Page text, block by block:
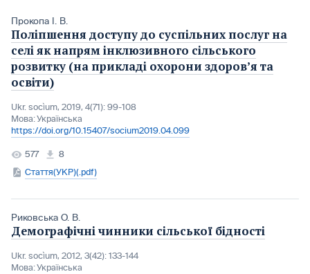
Прокопа І. В.
Поліпшення доступу до суспільних послуг на
селі як напрям інклюзивного сільського
розвитку (на прикладі охорони здоров’я та
освіти)
Ukr. socìum, 2019, 4(71): 99-108
Мова:Українська
https://doi.org/10.15407/socium2019.04.099
577
8
Стаття(УКР)(.pdf)
Риковська О. В.
Демографічні чинники сільської бідності
Ukr. socìum, 2012, 3(42): 133-144
Мова:Українська